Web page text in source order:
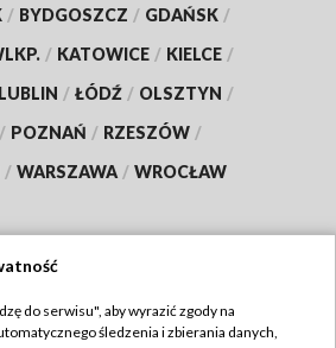
/ BYDGOSZCZ / GDAŃSK /
/ KATOWICE / KIELCE /
LUBLIN / ŁÓDŹ / OLSZTYN /
/ POZNAŃ / RZESZÓW /
/ WARSZAWA / WROCŁAW
TVP
do serwisu", aby wyrazić zgody na
śledzenia i zbierania danych,